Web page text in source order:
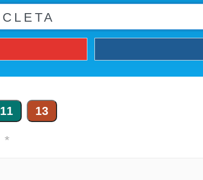
11 13
*